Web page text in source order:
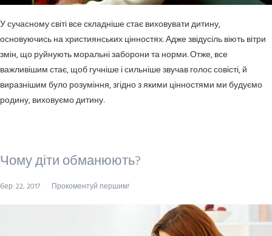
У сучасному світі все складніше стає виховувати дитину,
основуючись на християнських цінностях. Адже звідусіль віють вітри
змін, що руйнують моральні заборони та норми. Отже, все
важливішим стає, щоб гучніше і сильніше звучав голос совісті, й
виразнішим було розуміння, згідно з якими цінностями ми будуємо
родину, виховуємо дитину.
Чому діти обманюють?
бер. 22, 2017 Прокоментуй першим!